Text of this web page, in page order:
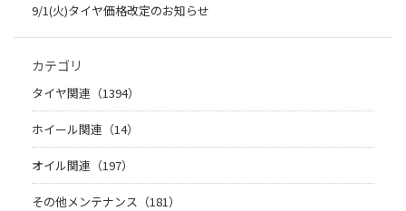
9/1(火)タイヤ価格改定のお知らせ
カテゴリ
タイヤ関連（1394）
ホイール関連（14）
オイル関連（197）
その他メンテナンス（181）